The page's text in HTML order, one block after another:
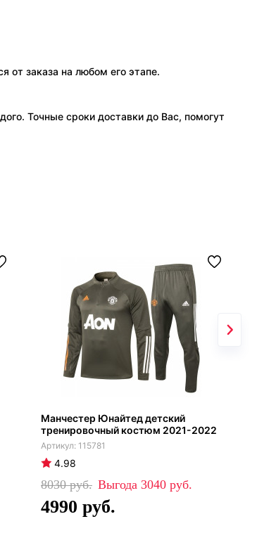
от заказа на любом его этапе.
Точные сроки доставки до Вас, помогут
Манчестер Юнайтед детский
тренировочный костюм 2021-2022
115781
4.98
8030 3040
4990